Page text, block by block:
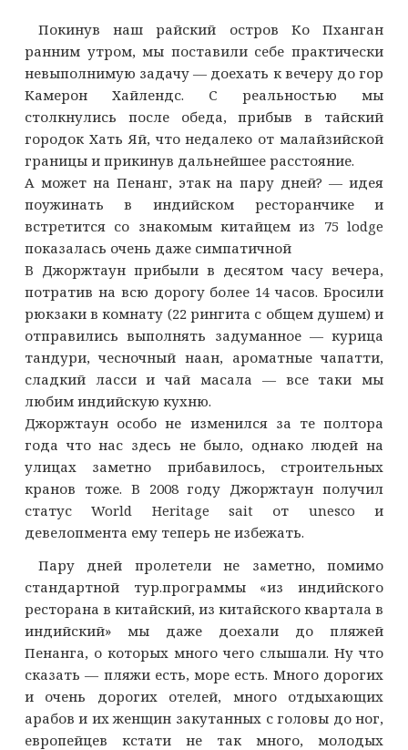
Покинув наш райский остров Ко Пханган
ранним утром, мы поставили себе практически
невыполнимую задачу — доехать к вечеру до гор
Камерон Хайлендс. С реальностью мы
столкнулись после обеда, прибыв в тайский
городок Хать Яй, что недалеко от малайзийской
границы и прикинув дальнейшее расстояние.
А может на Пенанг, этак на пару дней? — идея
поужинать в индийском ресторанчике и
встретится со знакомым китайцем из 75 lodge
показалась очень даже симпатичной
В Джоржтаун прибыли в десятом часу вечера,
потратив на всю дорогу более 14 часов. Бросили
рюкзаки в комнату (22 рингита с общем душем) и
отправились выполнять задуманное — курица
тандури, чесночный наан, ароматные чапатти,
сладкий ласси и чай масала — все таки мы
любим индийскую кухню.
Джоржтаун особо не изменился за те полтора
года что нас здесь не было, однако людей на
улицах заметно прибавилось, строительных
кранов тоже. В 2008 году Джоржтаун получил
статус World Heritage sait от unesco и
девелопмента ему теперь не избежать.
Пару дней пролетели не заметно, помимо
стандартной тур.программы «из индийского
ресторана в китайский, из китайского квартала в
индийский» мы даже доехали до пляжей
Пенанга, о которых много чего слышали. Ну что
сказать — пляжи есть, море есть. Много дорогих
и очень дорогих отелей, много отдыхающих
арабов и их женщин закутанных с головы до ног,
европейцев кстати не так много, молодых